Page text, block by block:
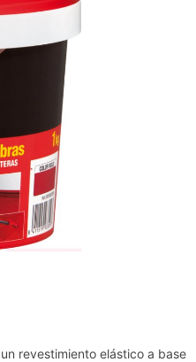
un revestimiento elástico a base